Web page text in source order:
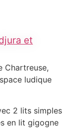
Chartreuse,
ludique
2 lits simples
en lit gigogne